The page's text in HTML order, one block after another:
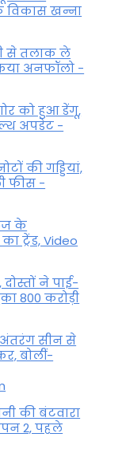
विकास खन्ना
से तलाक ले
अनफॉलो -
को हुआ डेंगू,
अपडेट -
की गड्डियां,
फीस -
के
ट्रेंड, Video
ने पाई-
800 करोड़ी
सीन से
बोलीं-
की बंटवारा
2, पहले